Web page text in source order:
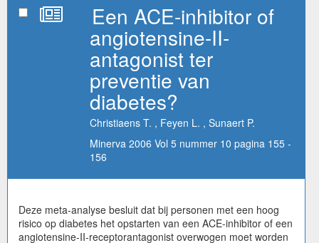
Een ACE-inhibitor of
angiotensine-II-
antagonist ter
preventie van
diabetes?
Christiaens T. , Feyen L. , Sunaert P.
Minerva 2006 Vol 5 nummer 10 pagina 155 -
156
Deze meta-analyse besluit dat bij personen met een hoog
risico op diabetes het opstarten van een ACE-inhibitor of een
angiotensine-II-receptorantagonist overwogen moet worden